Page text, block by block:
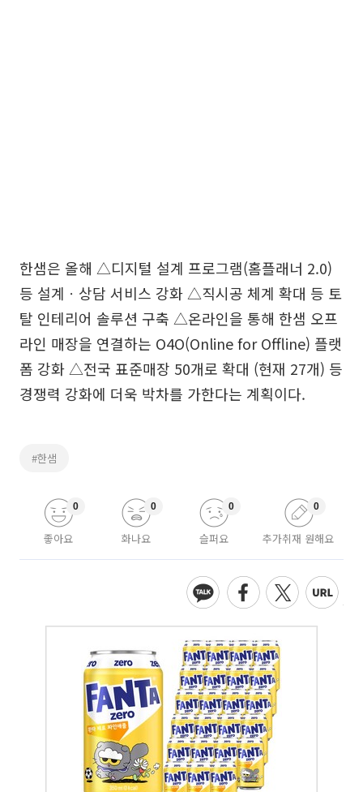
한샘은 올해 △디지털 설계 프로그램(홈플래너 2.0)
등 설계ㆍ상담 서비스 강화 △직시공 체계 확대 등 토
탈 인테리어 솔루션 구축 △온라인을 통해 한샘 오프
라인 매장을 연결하는 O4O(Online for Offline) 플랫
폼 강화 △전국 표준매장 50개로 확대 (현재 27개) 등
경쟁력 강화에 더욱 박차를 가한다는 계획이다.
#한샘
좋아요
0
화나요
0
슬퍼요
0
추가취재 원해요
0